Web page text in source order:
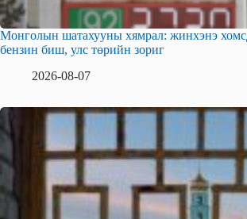
Монголын шатахууны хямрал: жинхэнэ
бензин биш, улс төрийн зориг
2026-08-07